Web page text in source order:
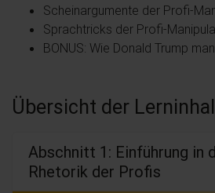
Scheinargumente der Profi-
Sprachtricks der Profi-
BONUS: Wie Donald Trump
Übersicht der
Abschnitt 1: Einführung in
Rhetorik der Profis